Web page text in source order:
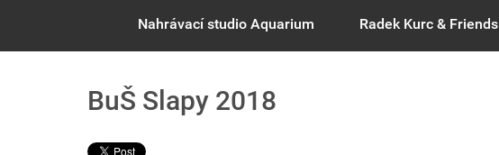
Nahrávací studio Aquarium Radek Kurc & Friends
BuŠ Slapy 2018